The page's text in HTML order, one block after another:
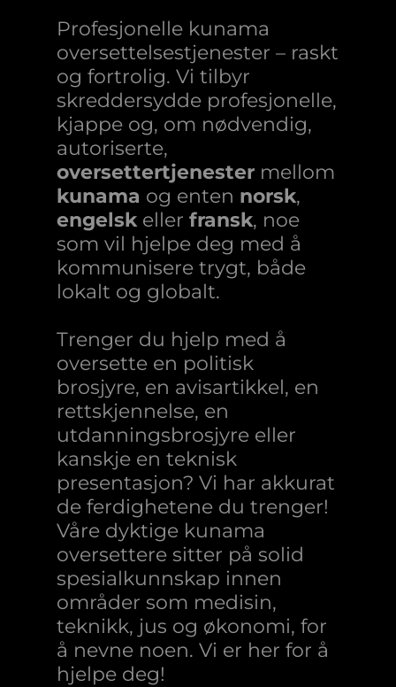
Profesjonelle kunama
oversettelsestjenester – raskt
og fortrolig. Vi tilbyr
skreddersydde profesjonelle,
kjappe og, om nødvendig,
autoriserte,
oversettertjenester mellom
kunama og enten norsk,
engelsk eller fransk, noe
som vil hjelpe deg med å
kommunisere trygt, både
lokalt og globalt.
Trenger du hjelp med å
oversette en politisk
brosjyre, en avisartikkel, en
rettskjennelse, en
utdanningsbrosjyre eller
kanskje en teknisk
presentasjon? Vi har akkurat
de ferdighetene du trenger!
Våre dyktige kunama
oversettere sitter på solid
spesialkunnskap innen
områder som medisin,
teknikk, jus og økonomi, for
å nevne noen. Vi er her for å
hjelpe deg!